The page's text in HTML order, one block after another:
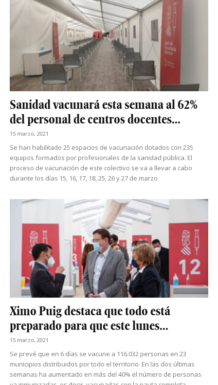
Sanidad vacunará esta semana al 62%
del personal de centros docentes...
15 marzo, 2021
Se han habilitado 25 espacios de vacunación dotados con 235
equipos formados por profesionales de la sanidad pública. El
proceso de vacunación de este colectivo se va a llevar a cabo
durante los días 15, 16, 17, 18, 25, 26 y 27 de marzo.
Ximo Puig destaca que todo está
preparado para que este lunes...
15 marzo, 2021
Se prevé que en 6 días se vacune a 116.032 personas en 23
municipios distribuidos por todo el territorio. En las dos últimas
semanas ha aumentado en más del 40% el número de personas